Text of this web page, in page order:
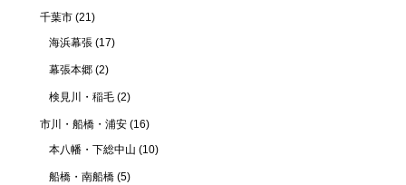
千葉市 (21)
海浜幕張 (17)
幕張本郷 (2)
検見川・稲毛 (2)
市川・船橋・浦安 (16)
本八幡・下総中山 (10)
船橋・南船橋 (5)